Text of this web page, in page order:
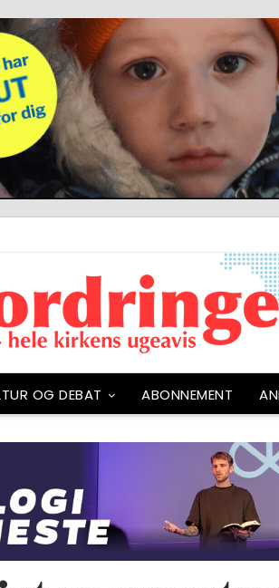
OG DEBAT ABONNEMENT